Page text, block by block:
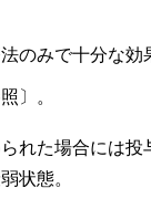
〕。
状態。
のみで十分な効
た場合には投